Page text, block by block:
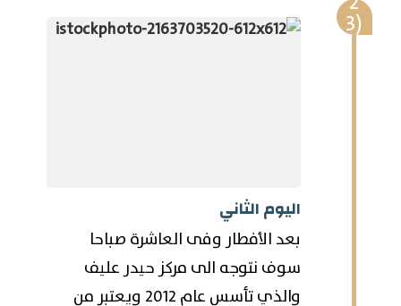
اليوم الثاني
بعد الأفطار وفى العاشرة صباحا
سوف نتوجه الى مركز حيدر عليف
والذي تأسس عام 2012 ويعتبر من